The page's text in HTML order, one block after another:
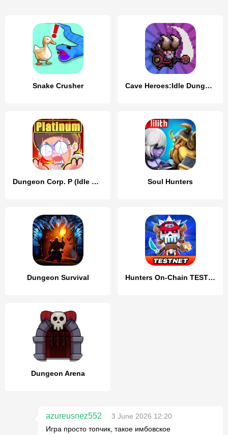
Snake Crusher Cave Heroes:Idle Dungeon RPG
Dungeon Corp. P (Idle RPG) Soul Hunters
Dungeon Survival Hunters On-Chain TESTNET
Dungeon Arena
azureusnez552
3 June 2026 12:20
Игра просто топчик, такое имбовское